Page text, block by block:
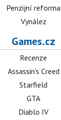
Penzijní reforma
Vynález
Games.cz
Recenze
Assassin's Creed
Starfield
GTA
Diablo IV